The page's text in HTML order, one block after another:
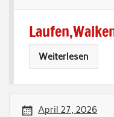
Weiterlesen
April 27, 2026